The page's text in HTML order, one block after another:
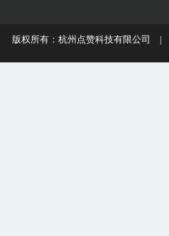
版权所有：杭州点赞科技有限公司